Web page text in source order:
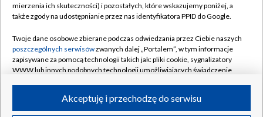
Naziemna Telewizja Cyfrowa
Rada Programowa
System NOS
Informacje o nadawcy
Program dla prasy
Pomoc
Kontakt
Kanały
mierzenia ich skuteczności) i pozostałych, które wskazujemy poniżej, a
także zgody na udostępnianie przez nas identyfikatora PPID do Google.
Twoje dane osobowe zbierane podczas odwiedzania przez Ciebie naszych
poszczególnych serwisówzwanych dalej „Portalem”, w tym informacje
zapisywane za pomocą technologii takich jak: pliki cookie, sygnalizatory
WWW lub innych podobnych technologii umożliwiających świadczenie
ruchu w Internecie.Akceptuję i przechodzę do serwisu